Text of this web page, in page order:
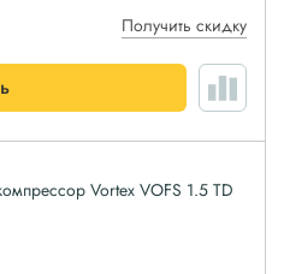
Получить скидку
Vortex VOFS 1.5 TD